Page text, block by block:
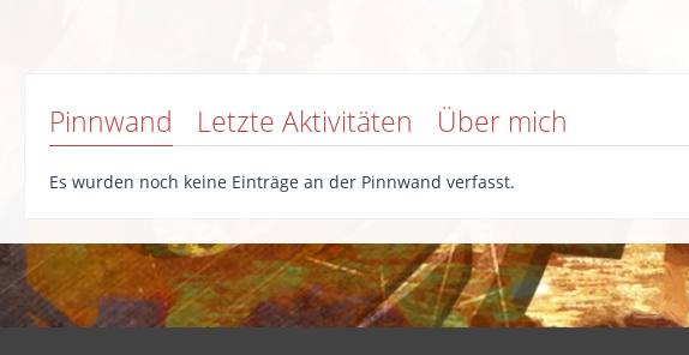
Pinnwand Letzte Aktivitäten Über mich
Es wurden noch keine Einträge an der Pinnwand verfasst.